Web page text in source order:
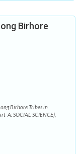
Birhore
Birhore Tribes in
A: SOCIAL-SCIENCE),